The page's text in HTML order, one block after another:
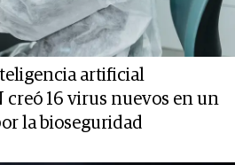
artificial
creó 16 virus nuevos en un
la bioseguridad